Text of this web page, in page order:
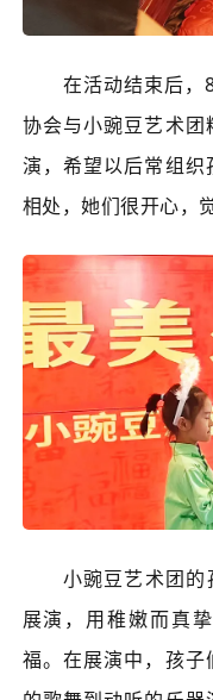
在活动结束后，
协会与小豌豆艺术
演，希望以后常组
相处，她们很开心，
小豌豆艺术团的
展演，用稚嫩而真
福。在展演中，孩